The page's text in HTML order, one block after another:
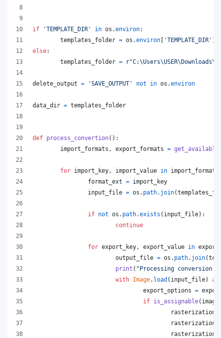
if 'TEMPLATE_DIR' in os .environ:
templates_folder = os .environ [ 'TEMPLATE_DIR' ]
else:
templates_folder =
delete_output = 'SAVE_OUTPUT' not in os .environ
data_dir = templates_folder
def process_convertion():
import_formats , export_formats =
for import_key , import_value in import_formats
format_ext = import_key
input_file = os . path. join(
if not os . path.exists ( input_file):
continue
for export_key , export_value in
output_file = os . path. join(
print ( "Processing conversion:"
with Image. load ( input_file) as
export_options =
if is_assignable( image